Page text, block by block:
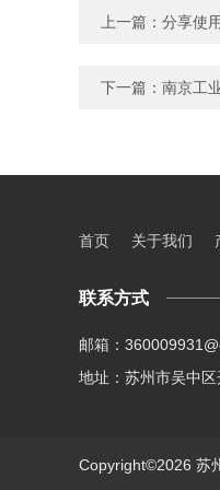
上一篇： 分享使
下一篇： 南京工
首页 关于我们
联系方式
邮箱：
地址：苏州市吴中
Copyright©2026 苏